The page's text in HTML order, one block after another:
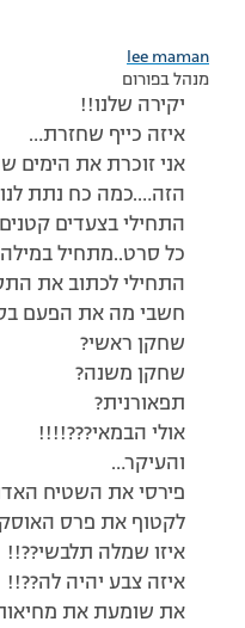
lee maman
מנהל בפורום
יקירה שלנו!!
איזה כייף שחזרת…
אני זוכרת את הימים
הזה….כמה כח נתת
התחילי בצעדים
כל סרט..מתחיל
התחילי לכתוב את
חשבי מה את הפעם
שחקן ראשי?
שחקן משנה?
תפאורנית?
אולי הבמאי???!!!!
והעיקר…
פירסי את השטיח
לקטוף את פרס
איזו שמלה תלבשי??!!
איזה צבע יהיה לה??!!
את שומעת את